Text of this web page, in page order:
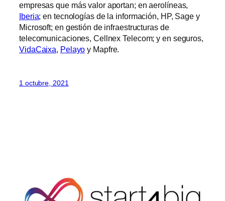
empresas que más valor aportan; en aerolíneas,
Iberia; en tecnologías de la información, HP, Sage y
Microsoft; en gestión de infraestructuras de
telecomunicaciones, Cellnex Telecom; y en seguros,
VidaCaixa, Pelayo y Mapfre.
1 octubre, 2021